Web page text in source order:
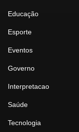
Educação
Esporte
Eventos
Governo
Interpretacao
Saúde
Tecnologia